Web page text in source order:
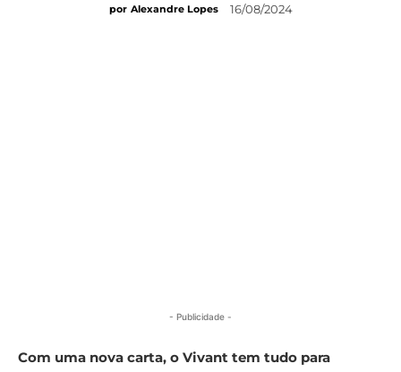
por Alexandre Lopes 16/08/2024
- Publicidade -
Com uma nova carta, o Vivant tem tudo para